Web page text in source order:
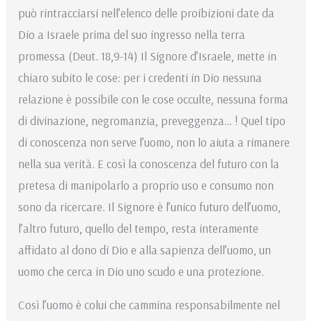
può rintracciarsi nell’elenco delle proibizioni date da
Dio a Israele prima del suo ingresso nella terra
promessa (Deut. 18,9-14) Il Signore d’Israele, mette in
chiaro subito le cose: per i credenti in Dio nessuna
relazione è possibile con le cose occulte, nessuna forma
di divinazione, negromanzia, preveggenza… ! Quel tipo
di conoscenza non serve l’uomo, non lo aiuta a rimanere
nella sua verità. E così la conoscenza del futuro con la
pretesa di manipolarlo a proprio uso e consumo non
sono da ricercare. Il Signore è l’unico futuro dell’uomo,
l’altro futuro, quello del tempo, resta interamente
affidato al dono di Dio e alla sapienza dell’uomo, un
uomo che cerca in Dio uno scudo e una protezione.
Così l’uomo è colui che cammina responsabilmente nel